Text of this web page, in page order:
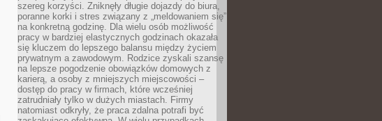
szereg korzyści. Zniknęły długie dojazdy do biura,
poranne korki i stres związany z „meldowaniem się”
na konkretną godzinę. Dla wielu osób możliwość
pracy w bardziej elastycznych godzinach okazała
się kluczem do lepszego balansu między życiem
prywatnym a zawodowym. Rodzice zyskali szansę
na lepsze pogodzenie obowiązków domowych z
karierą, a osoby z mniejszych miejscowości –
dostęp do pracy w firmach, które wcześniej
zatrudniały tylko w dużych miastach. Firmy
natomiast odkryły, że praca zdalna potrafi być